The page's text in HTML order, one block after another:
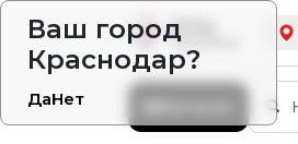
Ваш город
Краснодар?
ДаНет